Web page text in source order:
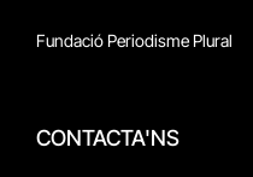
Fundació Periodisme Plural
CONTACTA'NS